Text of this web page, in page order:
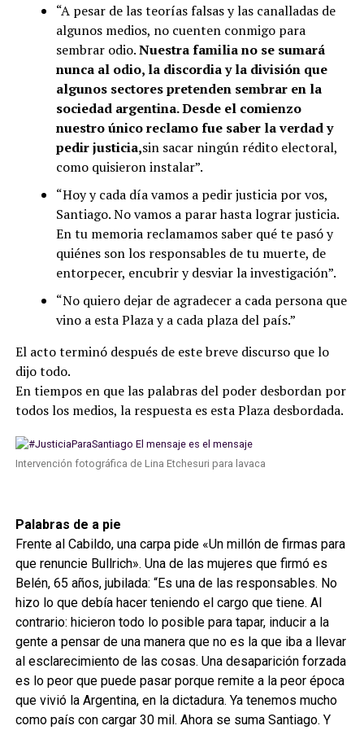
“A pesar de las teorías falsas y las canalladas de
algunos medios, no cuenten conmigo para
sembrar odio.Nuestra familia no se sumará
nunca al odio, la discordia y la división que
algunos sectores pretenden sembrar en la
sociedad argentina. Desde el comienzo
nuestro único reclamo fue saber la verdad y
pedir justicia,sin sacar ningún rédito electoral,
como quisieron instalar”.
“Hoy y cada día vamos a pedir justicia por vos,
Santiago. No vamos a parar hasta lograr justicia.
En tu memoria reclamamos saber qué te pasó y
quiénes son los responsables de tu muerte, de
entorpecer, encubrir y desviar la investigación”.
“No quiero dejar de agradecer a cada persona que
vino a esta Plaza y a cada plaza del país.”
El acto terminó después de este breve discurso que lo
dijo todo.
En tiempos en que las palabras del poder desbordan por
todos los medios, la respuesta es esta Plaza desbordada.
Intervención fotográfica de Lina Etchesuri para lavaca
Palabras de a pie
Frente al Cabildo, una carpa pide «Un millón de firmas para
que renuncie Bullrich». Una de las mujeres que firmó es
Belén, 65 años, jubilada: “Es una de las responsables. No
hizo lo que debía hacer teniendo el cargo que tiene. Al
contrario: hicieron todo lo posible para tapar, inducir a la
gente a pensar de una manera que no es la que iba a llevar
al esclarecimiento de las cosas. Una desaparición forzada
es lo peor que puede pasar porque remite a la peor época
que vivió la Argentina, en la dictadura. Ya tenemos mucho
como país con cargar 30 mil. Ahora se suma Santiago. Y